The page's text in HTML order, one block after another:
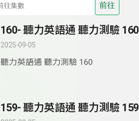
前往
160- 聽力英語通 聽力測驗 160
2025-09-05
聽力英語通 聽力測驗 160
159- 聽力英語通 聽力測驗 159